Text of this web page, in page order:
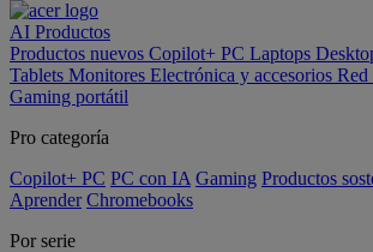
AI Productos
Productos nuevos Copilot+ PC Laptops
Tablets Monitores Electrónica y accesorios Red
Gaming portátil
Pro categoría
Copilot+ PC PC con IA Gaming Productos
Aprender Chromebooks
Por serie